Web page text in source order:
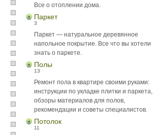
Все о отоплении дома.
Паркет
3
Паркет — натуральное деревянное
напольное покрытие. Все что вы хотели
знать о паркете.
Полы
13
Ремонт пола в квартире своими руками:
инструкции по укладке плитки и паркета,
обзоры материалов для полов,
рекомендации и советы специалистов.
Потолок
11